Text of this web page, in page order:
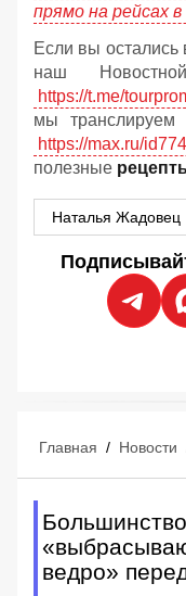
прямо на рейсах
Если вы остались
наш
https://t.me/
мы транслируем
https://max.ru/
полезные
Наталья Жадовец
Главная / Новости
ведро»